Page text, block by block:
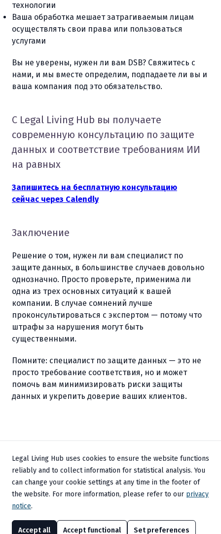
технологии
Ваша обработка мешает затрагиваемым лицам
осуществлять свои права или пользоваться
услугами
Вы не уверены, нужен ли вам DSB? Свяжитесь с
нами, и мы вместе определим, подпадаете ли вы и
ваша компания под это обязательство.
С Legal Living Hub вы получаете
современную консультацию по защите
данных и соответствие требованиям ИИ
на равных
Запишитесь на бесплатную консультацию
сейчас через Calendly
Заключение
Решение о том, нужен ли вам специалист по
защите данных, в большинстве случаев довольно
однозначно. Просто проверьте, применима ли
одна из трех основных ситуаций к вашей
компании. В случае сомнений лучше
проконсультироваться с экспертом — потому что
штрафы за нарушения могут быть
существенными.
Помните: специалист по защите данных — это не
просто требование соответствия, но и может
помочь вам минимизировать риски защиты
данных и укрепить доверие ваших клиентов.
© 2024 Olga Eichmann | Legal Living Hub
Настройки cookies
Legal Living Hub uses cookies to ensure the website functions
reliably and to collect information for statistical analysis. You
can change your cookie settings at any time in the footer of
the website. For more information, please refer to our privacy
notice.
Accept all Accept functional Set preferences